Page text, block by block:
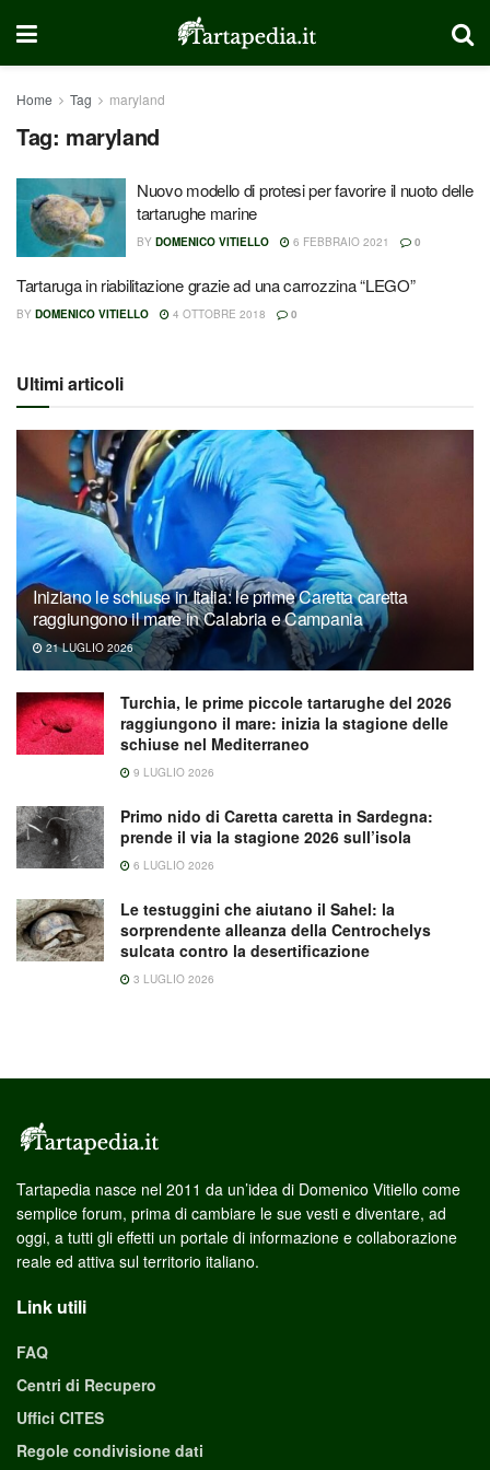
Home Tag maryland
Tag: maryland
Nuovo modello di protesi per favorire il nuoto delle
tartarughe marine
BY DOMENICO VITIELLO 6 FEBBRAIO 2021 0
Tartaruga in riabilitazione grazie ad una carrozzina “LEGO”
BY DOMENICO VITIELLO 4 OTTOBRE 2018 0
Ultimi articoli
Iniziano le schiuse in Italia: le prime Caretta caretta
raggiungono il mare in Calabria e Campania
21 LUGLIO 2026
Turchia, le prime piccole tartarughe del 2026
raggiungono il mare: inizia la stagione delle
schiuse nel Mediterraneo
9 LUGLIO 2026
Primo nido di Caretta caretta in Sardegna:
prende il via la stagione 2026 sull’isola
6 LUGLIO 2026
Le testuggini che aiutano il Sahel: la
sorprendente alleanza della Centrochelys
sulcata contro la desertificazione
3 LUGLIO 2026
Tartapedia nasce nel 2011 da un’idea di Domenico Vitiello come
semplice forum, prima di cambiare le sue vesti e diventare, ad
oggi, a tutti gli effetti un portale di informazione e collaborazione
reale ed attiva sul territorio italiano.
Link utili
FAQ
Centri di Recupero
Uffici CITES
Regole condivisione dati